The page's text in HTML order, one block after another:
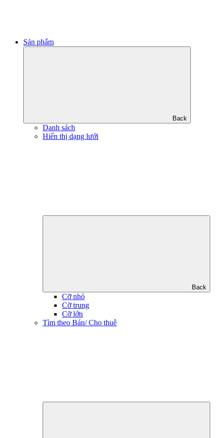
Sản phẩm
Back
Danh sách
Hiển thị dạng lưới
Back
Cỡ nhỏ
Cỡ trung
Cỡ lớn
Tìm theo Bán/ Cho thuê